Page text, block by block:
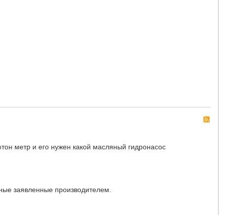
метр и его нужен какой масляный гидронасос
заявленные производителем.